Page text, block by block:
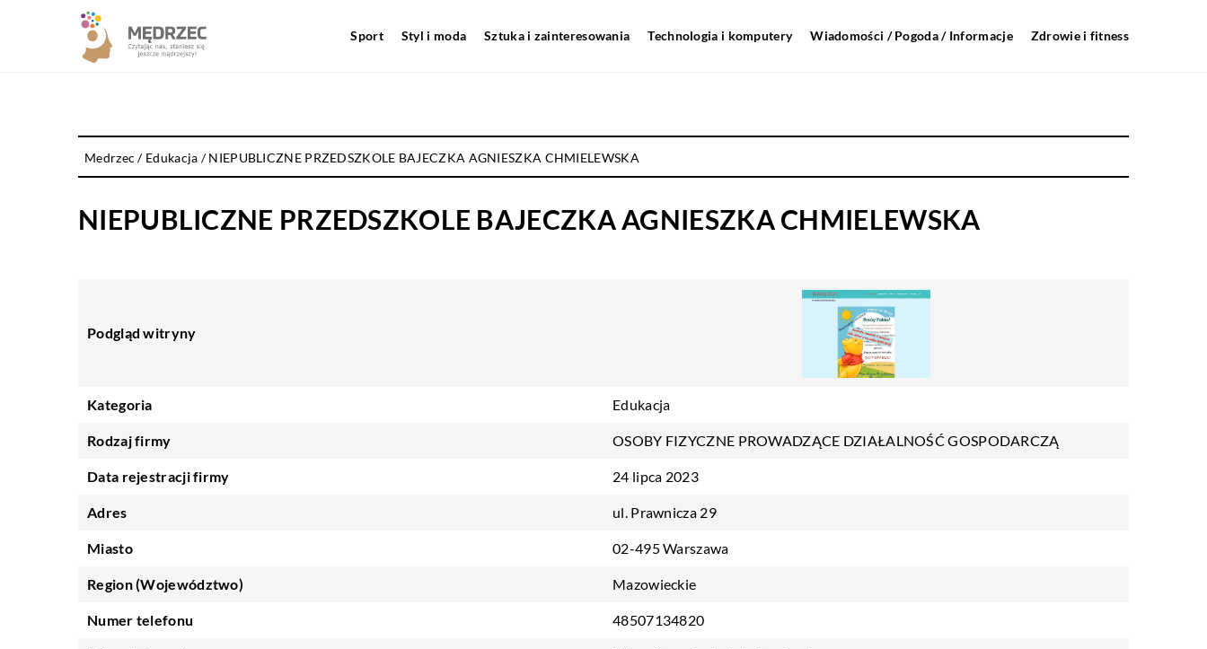
Sport Styl i moda Sztuka i zainteresowania Technologia i komputery Wiadomości / Pogoda / Informacje Zdrowie i fitness
Medrzec / Edukacja /NIEPUBLICZNE PRZEDSZKOLE BAJECZKA AGNIESZKA CHMIELEWSKA
NIEPUBLICZNE PRZEDSZKOLE BAJECZKA AGNIESZKA CHMIELEWSKA
Podgląd witryny
Kategoria Edukacja
Rodzaj firmy OSOBY FIZYCZNE PROWADZĄCE DZIAŁALNOŚĆ GOSPODARCZĄ
Data rejestracji firmy 24 lipca 2023
Adres ul. Prawnicza 29
Miasto 02-495 Warszawa
Region (Województwo) Mazowieckie
Numer telefonu 48507134820